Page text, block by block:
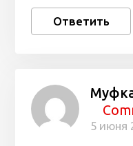
Ответить
5 июня